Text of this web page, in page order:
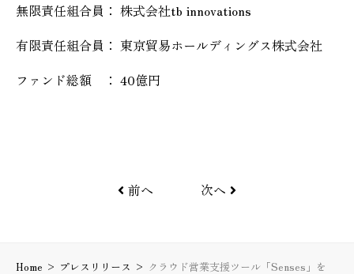
無限責任組合員： 株式会社tb innovations
有限責任組合員： 東京貿易ホールディングス株式会社
ファンド総額 ： 40億円
前へ 次へ
Home > プレスリリース > クラウド営業支援ツール「Senses」を